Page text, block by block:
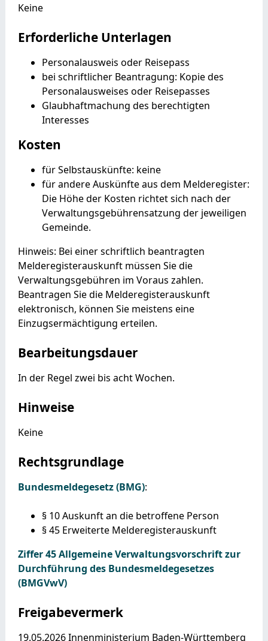
Keine
Erforderliche Unterlagen
Personalausweis oder Reisepass
bei schriftlicher Beantragung: Kopie des
Personalausweises oder Reisepasses
Glaubhaftmachung des berechtigten
Interesses
Kosten
für Selbstauskünfte: keine
für andere Auskünfte aus dem Melderegister:
Die Höhe der Kosten richtet sich nach der
Verwaltungsgebührensatzung der jeweiligen
Gemeinde.
Hinweis: Bei einer schriftlich beantragten
Melderegisterauskunft müssen Sie die
Verwaltungsgebühren im Voraus zahlen.
Beantragen Sie die Melderegisterauskunft
elektronisch, können Sie meistens eine
Einzugsermächtigung erteilen.
Bearbeitungsdauer
In der Regel zwei bis acht Wochen.
Hinweise
Keine
Rechtsgrundlage
Bundesmeldegesetz (BMG):
§ 10 Auskunft an die betroffene Person
§ 45 Erweiterte Melderegisterauskunft
Ziffer 45 Allgemeine Verwaltungsvorschrift zur
Durchführung des Bundesmeldegesetzes
(BMGVwV)
Freigabevermerk
19.05.2026 Innenministerium Baden-Württemberg